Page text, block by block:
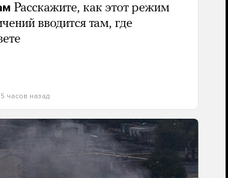
Расскажите, как этот режим
вводится там, где
5 часов назад